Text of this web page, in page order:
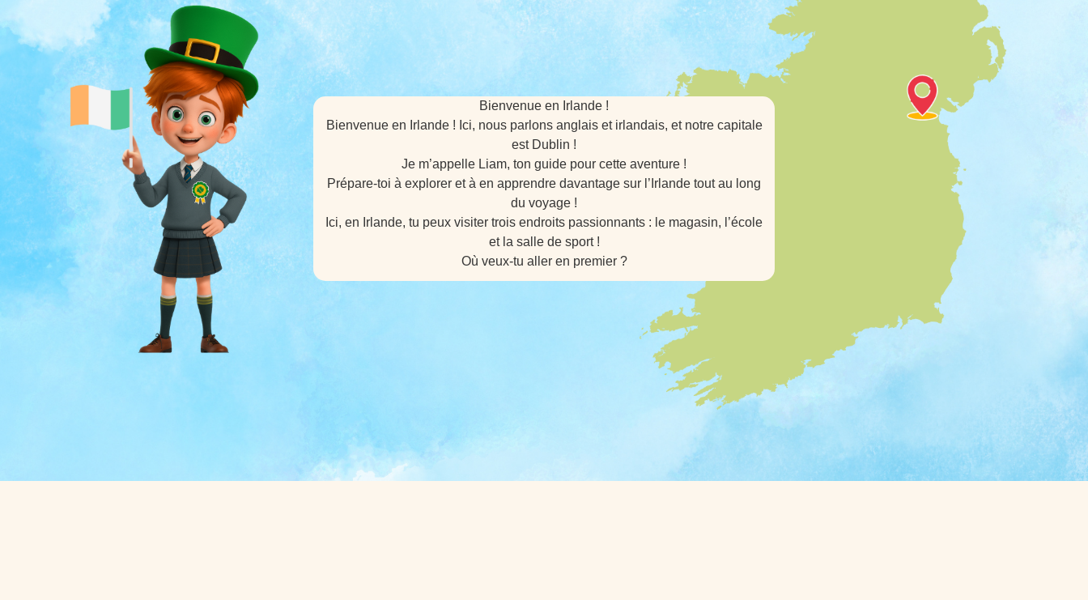
Bienvenue en Irlande !
Bienvenue en Irlande ! Ici, nous parlons anglais et irlandais, et notre capitale
est Dublin !
Je m’appelle Liam, ton guide pour cette aventure !
Prépare-toi à explorer et à en apprendre davantage sur l’Irlande tout au long
du voyage !
Ici, en Irlande, tu peux visiter trois endroits passionnants : le magasin, l’école
et la salle de sport !
Où veux-tu aller en premier ?